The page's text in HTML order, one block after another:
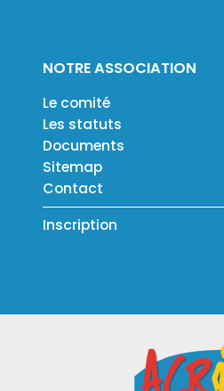
NOTRE ASSOCIATION
Le comité
Les statuts
Documents
Sitemap
Contact
Inscription